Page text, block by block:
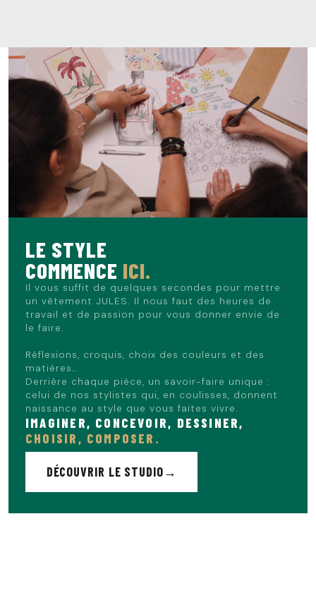
LE STYLE
COMMENCE ICI.
Il vous suffit de quelques secondes pour mettre
un vêtement JULES. Il nous faut des heures de
travail et de passion pour vous donner envie de
le faire.
Réflexions, croquis, choix des couleurs et des
matières…
Derrière chaque pièce, un savoir-faire unique :
celui de nos stylistes qui, en coulisses, donnent
naissance au style que vous faites vivre.
IMAGINER, CONCEVOIR, DESSINER,
CHOISIR, COMPOSER.
DÉCOUVRIR LE STUDIO